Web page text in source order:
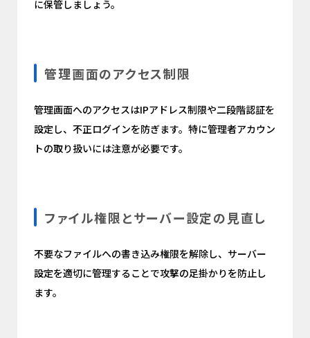
に保管しましょう。
管理画面のアクセス制限
管理画面へのアクセスはIPアドレス制限や二段階認証を
設定し、不正ログインを防ぎます。特に管理者アカウン
トの取り扱いには注意が必要です。
ファイル権限とサーバー設定の見直し
不要なファイルへの書き込み権限を解除し、サーバー
設定を適切に管理することで攻撃の足掛かりを防止し
ます。